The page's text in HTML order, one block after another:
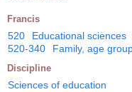
Francis
520 Educational sciences
520-340
Family, age
Discipline
Sciences of education